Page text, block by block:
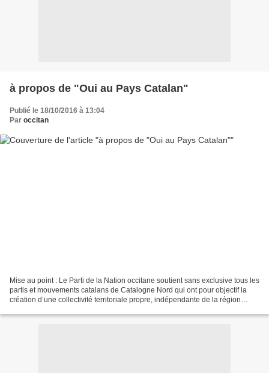
à propos de "Oui au Pays Catalan"
Publié le 18/10/2016 à 13:04
Par occitan
Mise au point : Le Parti de la Nation occitane soutient sans exclusive tous les
partis et mouvements catalans de Catalogne Nord qui ont pour objectif la
création d’une collectivité territoriale propre, indépendante de la région